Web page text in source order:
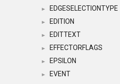
► EDGESELECTIONTYPE
► EDITION
► EDITTEXT
► EFFECTORFLAGS
► EPSILON
►
EVENT